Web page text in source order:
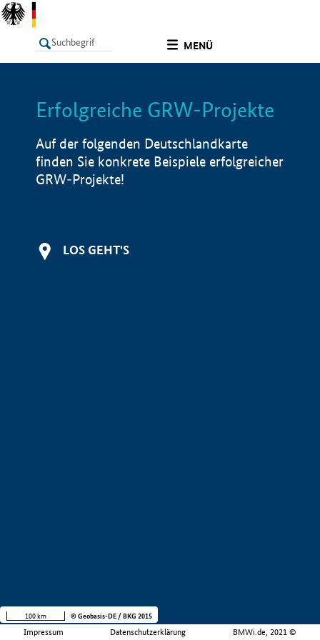
MENÜ
LISTE Info
Erfolgreiche GRW-Projekte
Auf der folgenden Deutschlandkarte
finden Sie konkrete Beispiele erfolgreicher
GRW-Projekte!
LOS GEHT'S
Impressum Datenschutzerklärung BMWi.de, 2021 ©
100 km © Geobasis-DE / BKG 2015